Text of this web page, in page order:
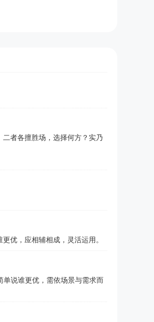
者各擅胜场，选择何方？实乃
优，应相辅相成，灵活运用。
说谁更优，需依场景与需求而